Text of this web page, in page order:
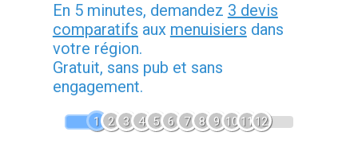
En 5 minutes, demandez 3 devis
comparatifs aux menuisiers dans
votre région.
Gratuit, sans pub et sans
engagement.
1 2 3 4 5 6 7 8 9 1011 12